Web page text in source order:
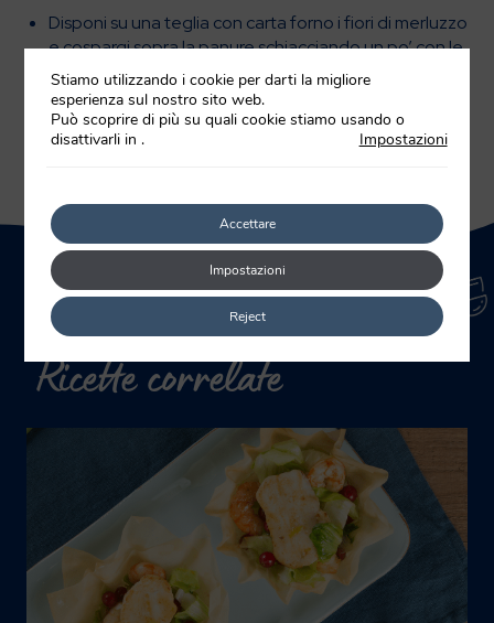
Disponi su una teglia con carta forno i fiori di merluzzo
e cospargi sopra la panure schiacciando un po’ con le
mani. Spolvera con sale e pepe.
Cuoci in forno preriscaldato e ventilato a 200°C i per
circa 15/20 minuti.
Ricette correlate
Stiamo utilizzando i cookie per darti la migliore
esperienza sul nostro sito web.
Può scoprire di più su quali cookie stiamo usando o
disattivarli in
Impostazioni
.
Accettare
Reject
Impostazioni